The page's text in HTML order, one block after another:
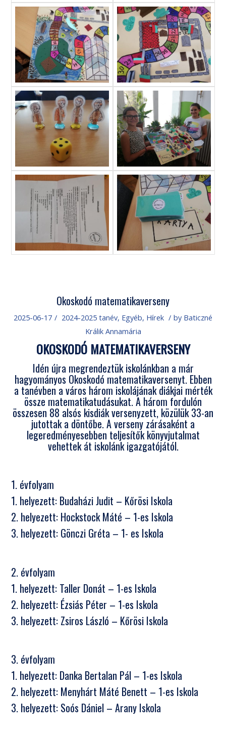
Okoskodó matematikaverseny
2025-06-17 / 2024-2025 tanév, Egyéb, Hírek / by Baticzné
Králik Annamária
OKOSKODÓ MATEMATIKAVERSENY
Idén újra megrendeztük iskolánkban a már
hagyományos Okoskodó matematikaversenyt. Ebben
a tanévben a város három iskolájának diákjai mérték
össze matematikatudásukat. A három fordulón
összesen 88 alsós kisdiák versenyzett, közülük 33-an
jutottak a döntőbe. A verseny zárásaként a
legeredményesebben teljesítők könyvjutalmat
vehettek át iskolánk igazgatójától.
1. évfolyam
1. helyezett: Budaházi Judit – Kőrösi Iskola
2. helyezett: Hockstock Máté – 1-es Iskola
3. helyezett: Gönczi Gréta – 1- es Iskola
2. évfolyam
1. helyezett: Taller Donát – 1-es Iskola
2. helyezett: Ézsiás Péter – 1-es Iskola
3. helyezett: Zsiros László – Kőrösi Iskola
3. évfolyam
1. helyezett: Danka Bertalan Pál – 1-es Iskola
2. helyezett: Menyhárt Máté Benett – 1-es Iskola
3. helyezett: Soós Dániel – Arany Iskola